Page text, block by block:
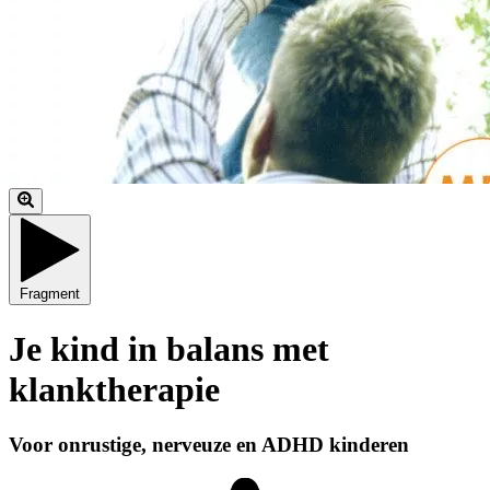
Fragment
Je kind in balans met
klanktherapie
Voor onrustige, nerveuze en ADHD kinderen